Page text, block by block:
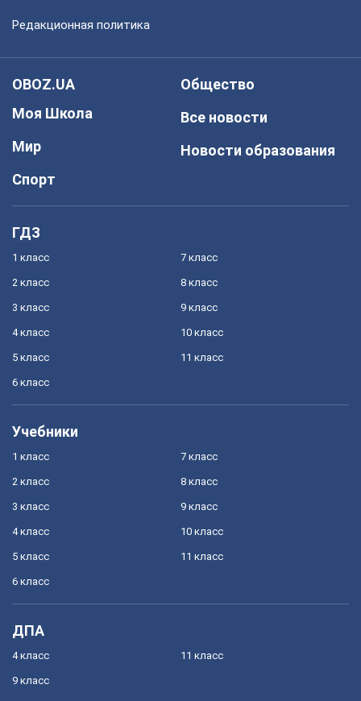
Редакционная политика
OBOZ.UA
Моя Школа
Мир
Спорт
Общество
Все новости
Новости образования
ГДЗ
1 класс
2 класс
3 класс
4 класс
5 класс
6 класс
7 класс
8 класс
9 класс
10 класс
11 класс
Учебники
1 класс
2 класс
3 класс
4 класс
5 класс
6 класс
7 класс
8 класс
9 класс
10 класс
11 класс
ДПА
4 класс
9 класс
11 класс